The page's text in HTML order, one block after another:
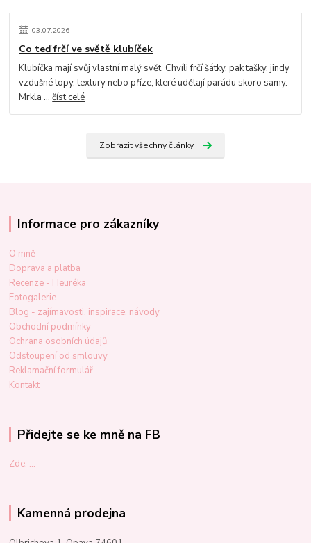
03.07.2026
Co teď frčí ve světě klubíček
Klubíčka mají svůj vlastní malý svět. Chvíli frčí šátky, pak tašky, jindy
vzdušné topy, textury nebo příze, které udělají parádu skoro samy.
Mrkla ...číst celé
Zobrazit všechny články
Informace pro zákazníky
O mně
Doprava a platba
Recenze - Heuréka
Fotogalerie
Blog - zajímavosti, inspirace, návody
Obchodní podmínky
Ochrana osobních údajů
Odstoupení od smlouvy
Reklamační formulář
Kontakt
Přidejte se ke mně na FB
Zde: ...
Kamenná prodejna